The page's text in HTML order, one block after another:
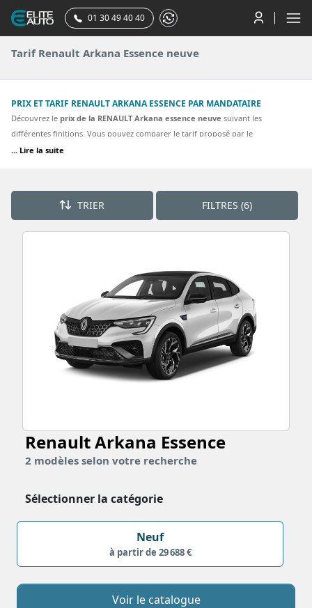
01 30 49 40 40
Tarif Renault Arkana Essence neuve
PRIX ET TARIF RENAULT ARKANA ESSENCE PAR MANDATAIRE
Découvrez le prix de la RENAULT Arkana essence neuve suivant les
différentes finitions. Vous pouvez comparer le tarif proposé par le
concessionnaire RENAULT à celui que vous pouvez obtenir en achetant votre
une ARKANA essence Evolution, Techno.
... Lire la suite
TRIER FILTRES (6)
Renault Arkana Essence
2 modèles selon votre recherche
Sélectionner la catégorie
Neuf
à partir de 29 688 €
Voir le catalogue